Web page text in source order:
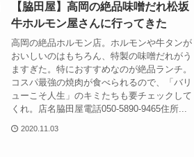
【脇田屋】高岡の絶品味噌だれ松坂
牛ホルモン屋さんに行ってきた
高岡の絶品ホルモン店。ホルモンや牛タンが
おいしいのはもちろん、特製の味噌だれがう
ますぎた。特におすすめなのが絶品ランチ。
コスパ最強の焼肉が食べられるので、「バリ
ューこそ人生」のキミたちも要チェックして
くれ。店名脇田屋電話050-5890-9465住所...
2020.11.03